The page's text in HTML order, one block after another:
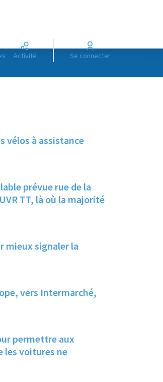
Activité Se connecter
vélos à assistance
prévue rue de la
TT, là où la majorité
mieux signaler la
vers Intermarché,
permettre aux
les voitures ne